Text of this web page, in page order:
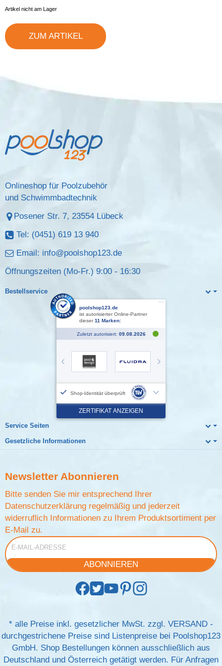
Artikel nicht am Lager
ZUM ARTIKEL
Onlineshop für Poolzubehör
und Schwimmbadtechnik
Posener Str. 7, 23554 Lübeck
Tel: (0451) 619 13 940
Email: info@poolshop123.de
Öffnungszeiten (Mo-Fr.) 9:00 - 16:30
Bestellservice
Service Seiten
Gesetzliche Informationen
Newsletter Abonnieren
Bitte senden Sie mir entsprechend Ihrer
Datenschutzerklärung regelmäßig und jederzeit
widerruflich Informationen zu Ihrem Produktsortiment per
E-Mail zu.
E-Mail-Adresse
ABONNIEREN
* alle Preise inkl. gesetzlicher MwSt. zzgl. VERSAND -
durchgestrichene Preise sind Listenpreise bei Poolshop123
GmbH. Shop Bestellungen können ausschließlich aus
Deutschland und Österreich getätigt werden. Für Anfragen